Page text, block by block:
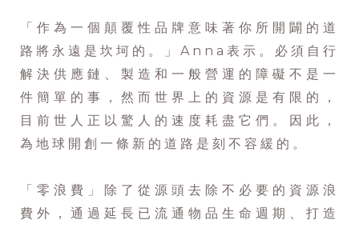
「作為一個顛覆性品牌意味著你所開闢的道
路將永遠是坎坷的。」Anna表示。必須自行
解決供應鏈、製造和一般營運的障礙不是一
件簡單的事，然而世界上的資源是有限的，
目前世人正以驚人的速度耗盡它們。因此，
為地球開創一條新的道路是刻不容緩的。
「零浪費」除了從源頭去除不必要的資源浪
費外，通過延長已流通物品生命週期、打造